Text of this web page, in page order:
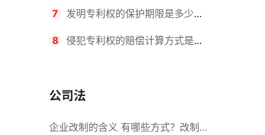
哪些情况下专利申请可能被驳回？
7 发明专利权的保护期限是多少
年？非专利发明人是否有专利申请
8 侵犯专利权的赔偿计算方式是什
间？
公司法
企业改制的含义 有哪些方式？改制